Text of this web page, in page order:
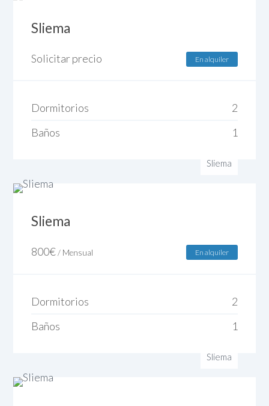
Sliema
Solicitar precio En alquiler
Dormitorios
2
Baños
1
Sliema
Sliema
800€ / Mensual En alquiler
Dormitorios
2
Baños
1
Sliema